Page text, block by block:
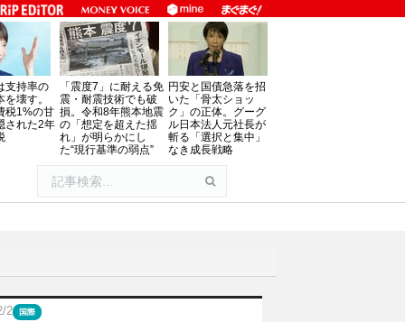
支持率の
壊す。
税1%の甘
された2年
「震度7」に耐える免
震・耐震技術でも破
損。令和8年熊本地震
の「想定を超えた揺
れ」が明らかにし
た“現行基準の弱点”
円安と国債急落を招
いた「骨太ショッ
ク」の正体。グーグ
ル日本法人元社長が
斬る「選択と集中」
なき成長戦略
2 国際